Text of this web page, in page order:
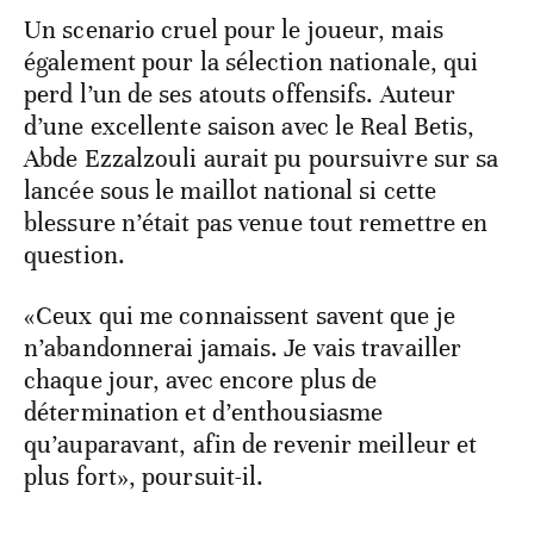
Un scenario cruel pour le joueur, mais
également pour la sélection nationale, qui
perd l’un de ses atouts offensifs. Auteur
d’une excellente saison avec le Real Betis,
Abde Ezzalzouli aurait pu poursuivre sur sa
lancée sous le maillot national si cette
blessure n’était pas venue tout remettre en
question.
«Ceux qui me connaissent savent que je
n’abandonnerai jamais. Je vais travailler
chaque jour, avec encore plus de
détermination et d’enthousiasme
qu’auparavant, afin de revenir meilleur et
plus fort», poursuit-il.